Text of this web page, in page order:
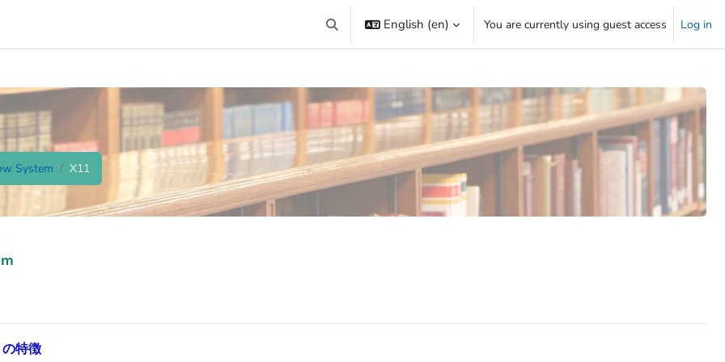
Toggle search input
English ‎(en)‎ You are currently using guest access Log in
System X11
特徴